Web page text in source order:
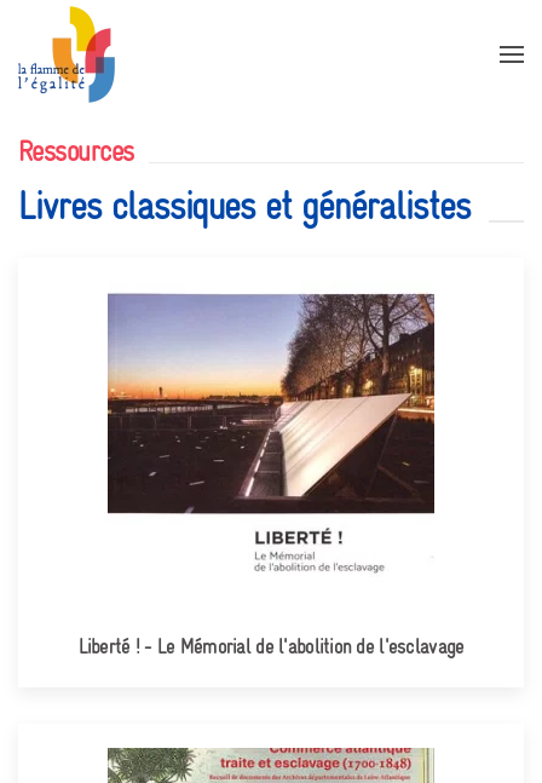
Accéder au contenu principal
Ressources
Livres classiques et généralistes
Liberté ! - Le Mémorial de l'abolition de l'esclavage